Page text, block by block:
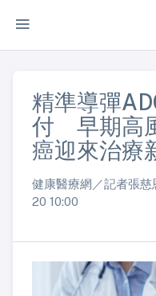
精準導彈
付 早期高
癌迎來治療
健康醫療網／記者張
20 10:00